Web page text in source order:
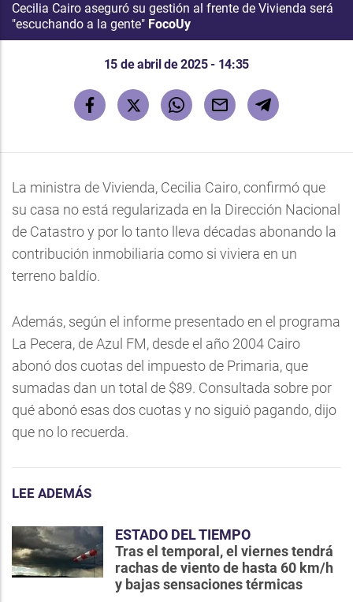
Cecilia Cairo aseguró su gestión al frente de Vivienda será
"escuchando a la gente" FocoUy
15 de abril de 2025 - 14:35
La ministra de Vivienda, Cecilia Cairo, confirmó que
su casa no está regularizada en la Dirección Nacional
de Catastro y por lo tanto lleva décadas abonando la
contribución inmobiliaria como si viviera en un
terreno baldío.
Además, según el informe presentado en el programa
La Pecera, de Azul FM, desde el año 2004 Cairo
abonó dos cuotas del impuesto de Primaria, que
sumadas dan un total de $89. Consultada sobre por
qué abonó esas dos cuotas y no siguió pagando, dijo
que no lo recuerda.
LEE ADEMÁS
ESTADO DEL TIEMPO
Tras el temporal, el viernes tendrá
rachas de viento de hasta 60 km/h
y bajas sensaciones térmicas